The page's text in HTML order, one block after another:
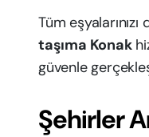
Tüm
taşıma Konak
güvenle
Şehirler